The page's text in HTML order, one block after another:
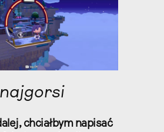
chciałbym napisać